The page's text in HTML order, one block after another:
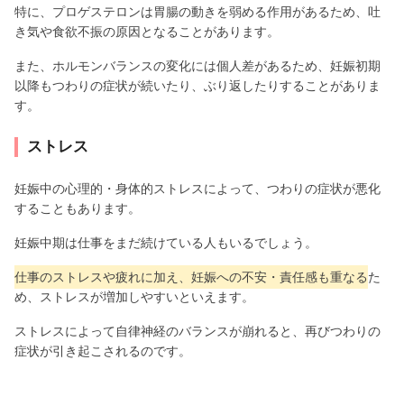
特に、プロゲステロンは胃腸の動きを弱める作用があるため、吐
き気や食欲不振の原因となることがあります。
また、ホルモンバランスの変化には個人差があるため、妊娠初期
以降もつわりの症状が続いたり、ぶり返したりすることがありま
す。
ストレス
妊娠中の心理的・身体的ストレスによって、つわりの症状が悪化
することもあります。
妊娠中期は仕事をまだ続けている人もいるでしょう。
仕事のストレスや疲れに加え、妊娠への不安・責任感も重なるた
め、ストレスが増加しやすいといえます。
ストレスによって自律神経のバランスが崩れると、再びつわりの
症状が引き起こされるのです。